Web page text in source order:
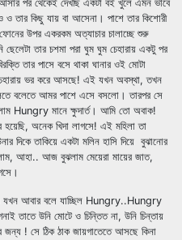
পর থেকেই দেখছি একটা বই খুলে এমন ভাবে
তার কিছু যায় বা আসেনা। পাশে তার কিশোরী
উপর একরকম অত্যাচার চালাচ্ছে শুরু
তার চশমা পরা ঘুম ঘুম চেহারায় একটু পর
তার পাসে বসে থাকা ঘানার ওই মোটা
চেহারায় ভর করে আসছে! এই যখন অবস্থা, তখন
বলেতে আমর পাশে এসে বসলো। তারপর সে
Hungry মানে ক্ষুদার্ত। আমি তো অবাক!
হয়েছি, অনেক খিদা লাগসে! এই মহিলা তা
দিকে তাকিয়ে একটা মলিন হাসি দিয়ে বুঝানোর
আহা.. আজ বুঝলাম মেয়েরা মায়ের জাত,
যখন আবার বলে যাচ্ছিল Hungry..Hungry
তাতে উনি মোটে ও চিন্তিত না, উনি চিন্তায়
! সে ঠিক ঠাক জায়গাতেতে আসছে কিনা